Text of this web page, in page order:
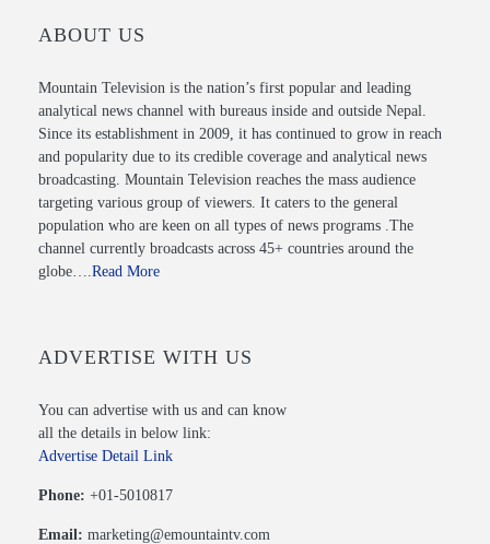
ABOUT US
Mountain Television is the nation’s first popular and leading
analytical news channel with bureaus inside and outside Nepal.
Since its establishment in 2009, it has continued to grow in reach
and popularity due to its credible coverage and analytical news
broadcasting. Mountain Television reaches the mass audience
targeting various group of viewers. It caters to the general
population who are keen on all types of news programs .The
channel currently broadcasts across 45+ countries around the
globe…. Read More
ADVERTISE WITH US
You can advertise with us and can know
all the details in below link:
Advertise Detail Link
Phone: +01-5010817
Email: marketing@emountaintv.com